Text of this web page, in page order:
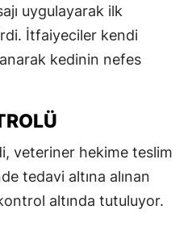
uygulayarak ilk
İtfaiyeciler kendi
kedinin nefes
veteriner hekime teslim
tedavi altına alınan
altında tutuluyor.